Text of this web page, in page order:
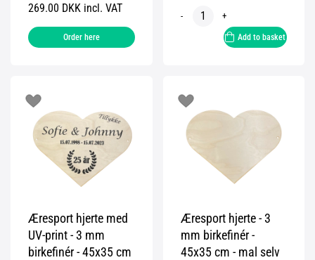
269.00 DKK incl. VAT
Order here
- +
Add to basket
Æresport hjerte med
UV-print - 3 mm
birkefinér - 45x35 cm
Æresport hjerte - 3
mm birkefinér -
45x35 cm - mal selv